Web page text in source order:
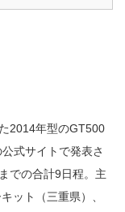
2014年型のGT500
式サイトで発表さ
での合計9日程。主
ット（三重県）、